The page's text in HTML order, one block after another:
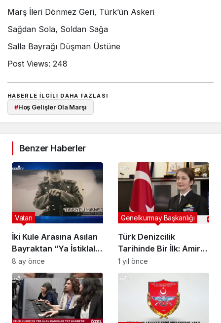
Marş İleri Dönmez Geri, Türk’ün Askeri
Sağdan Sola, Soldan Sağa
Salla Bayrağı Düşman Üstüne
Post Views: 248
HABERLE ILGILI DAHA FAZLASI
#Hoş Gelişler Ola Marşı
Benzer Haberler
İki Kule Arasına Asılan
Bayraktan “Ya İstiklal
Ya Ölüm” Parolasına:
Tıbbiyeli Hikmet ve Milli
Mücadele Ruhu
Vatan
8 ay önce
Türk Denizcilik
Tarihinde Bir İlk: Amiral
Gökçen Fırat’ın
Hikayesi
Genelkurmay Başkanlığı
1 yıl önce